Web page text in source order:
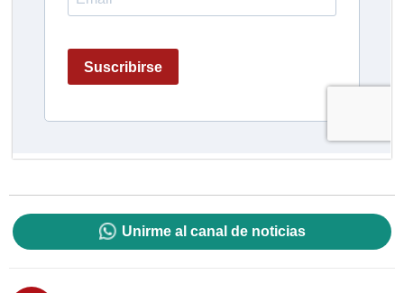
Unirme al canal de noticias